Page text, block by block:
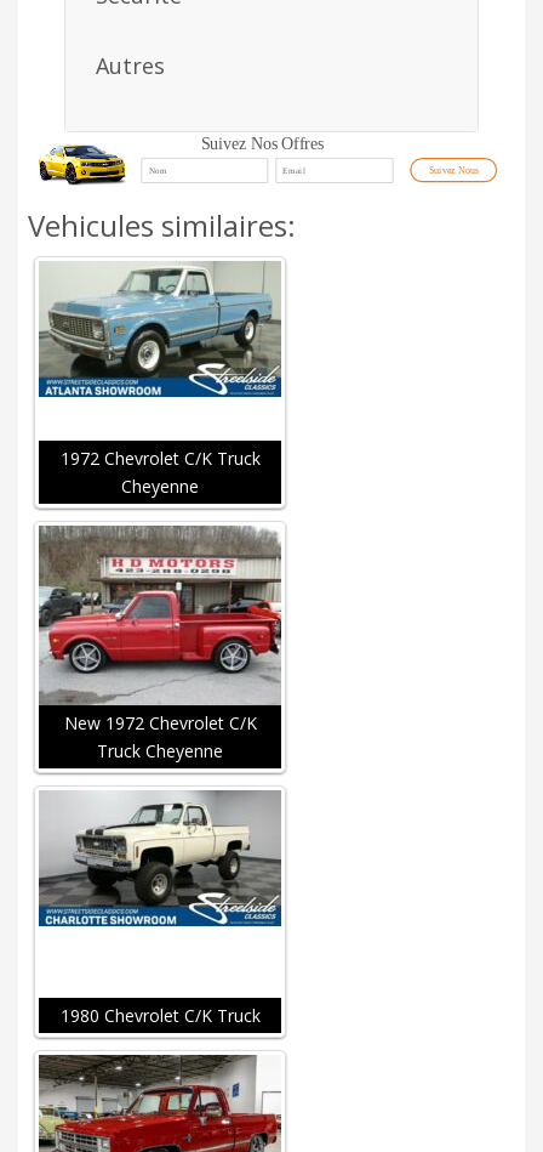
Autres
Suivez Nos Offres
Suivez Nous
Vehicules similaires:
1972 Chevrolet C/K Truck
Cheyenne
New 1972 Chevrolet C/K
Truck Cheyenne
1980 Chevrolet C/K Truck